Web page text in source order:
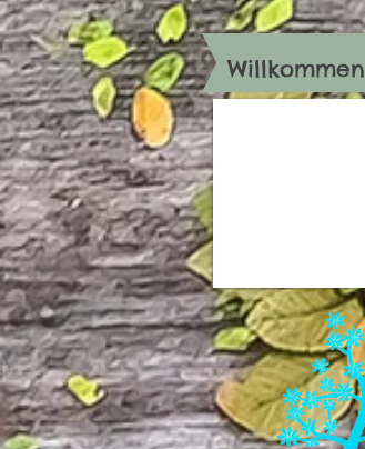
Willkommen